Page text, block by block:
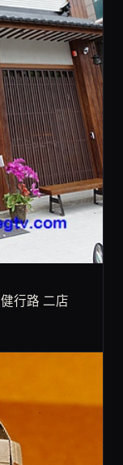
行路 二店